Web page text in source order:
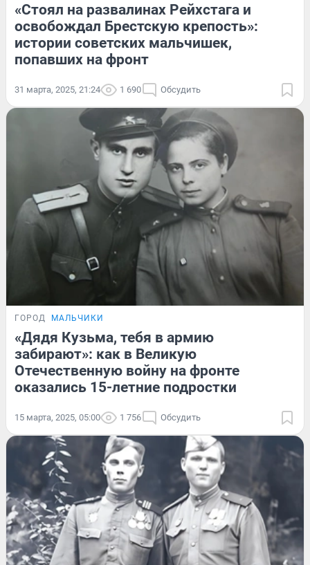
«Стоял на развалинах Рейхстага и
освобождал Брестскую крепость»:
истории советских мальчишек,
попавших на фронт
31 марта, 2025, 21:24 1 690 Обсудить
ГОРОД МАЛЬЧИКИ
«Дядя Кузьма, тебя в армию
забирают»: как в Великую
Отечественную войну на фронте
оказались 15-летние подростки
15 марта, 2025, 05:00 1 756 Обсудить